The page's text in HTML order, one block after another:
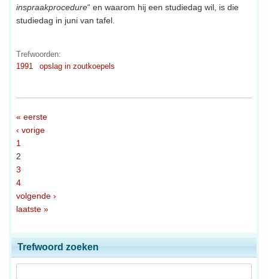
inspraakprocedure“ en waarom hij een studiedag wil, is die
studiedag in juni van tafel.
Trefwoorden:
1991
opslag in zoutkoepels
« eerste
‹ vorige
1
2
3
4
volgende ›
laatste »
Trefwoord zoeken